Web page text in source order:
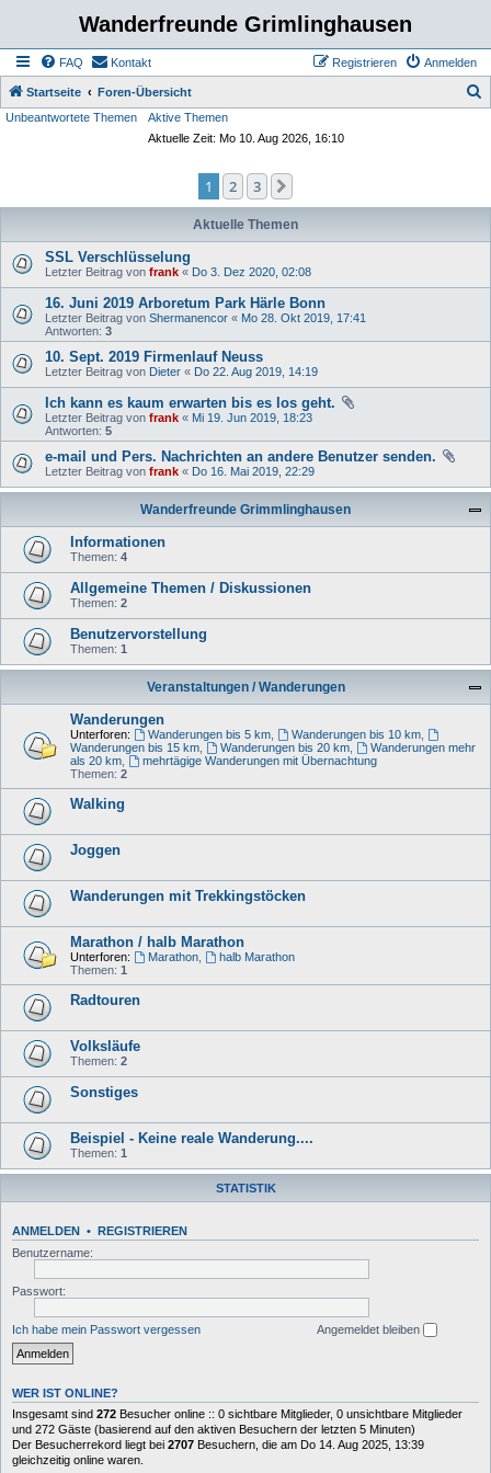
Wanderfreunde Grimlinghausen
FAQ Kontakt Anmelden
Registrieren
Startseite Foren-Übersicht
Unbeantwortete Themen
Aktive Themen
Aktuelle Zeit: Mo 10. Aug 2026, 16:10
1 2 3
Aktuelle Themen
SSL Verschlüsselung
Letzter Beitrag von frank « Do 3. Dez 2020, 02:08
16. Juni 2019 Arboretum Park Härle Bonn
Letzter Beitrag von Shermanencor « Mo 28. Okt 2019, 17:41
Antworten: 3
10. Sept. 2019 Firmenlauf Neuss
Letzter Beitrag von Dieter « Do 22. Aug 2019, 14:19
Ich kann es kaum erwarten bis es los geht.
Letzter Beitrag von frank « Mi 19. Jun 2019, 18:23
Antworten: 5
e-mail und Pers. Nachrichten an andere Benutzer senden.
Letzter Beitrag von frank « Do 16. Mai 2019, 22:29
Wanderfreunde Grimmlinghausen
Informationen
Themen: 4
Allgemeine Themen / Diskussionen
Themen: 2
Benutzervorstellung
Themen: 1
Veranstaltungen / Wanderungen
Wanderungen
Unterforen: Wanderungen bis 5 km, Wanderungen bis 10 km,
Wanderungen bis 15 km
Wanderungen bis 20 km,
Wanderungen mehr
als 20 km
mehrtägige Wanderungen mit Übernachtung
Themen: 2
Walking
Joggen
Wanderungen mit Trekkingstöcken
Marathon / halb Marathon
Unterforen: Marathon,
halb Marathon
Themen: 1
Radtouren
Volksläufe
Themen: 2
Sonstiges
Beispiel - Keine reale Wanderung....
Themen: 1
STATISTIK
ANMELDEN • REGISTRIEREN
Benutzername:
Passwort:
Ich habe mein Passwort vergessen Angemeldet bleiben
WER IST ONLINE?
Insgesamt sind 272 Besucher online :: 0 sichtbare Mitglieder, 0 unsichtbare Mitglieder
und 272 Gäste (basierend auf den aktiven Besuchern der letzten 5 Minuten)
Der Besucherrekord liegt bei 2707 Besuchern, die am Do 14. Aug 2025, 13:39
gleichzeitig online waren.